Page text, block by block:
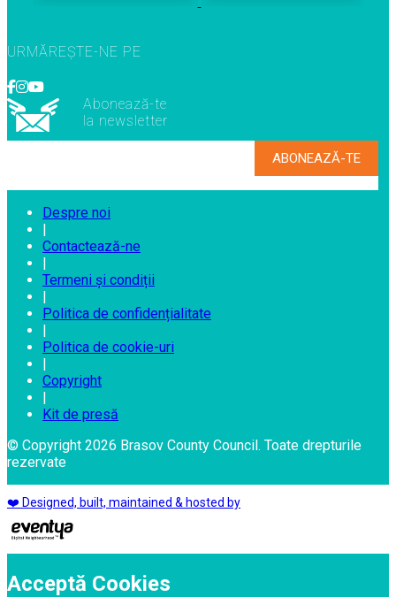
URMĂREȘTE-NE PE
Abonează-te
la newsletter
Despre noi
|
Contactează-ne
|
Termeni și condiții
|
Politica de confidențialitate
|
Politica de cookie-uri
|
Copyright
|
Kit de presă
© Copyright 2026 Brasov County Council. Toate drepturile
rezervate
❤️ Designed, built, maintained & hosted by
Acceptă Cookies